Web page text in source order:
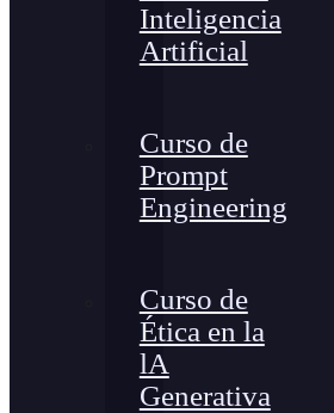
Inteligencia
Artificial
Curso de
Prompt
Engineering
Curso de
Ética en la
lA
Generativa